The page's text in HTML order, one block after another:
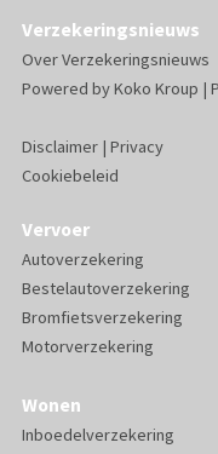
Verzekeringsnieuws
Over Verzekeringsnieuws
Powered byKoko Kroup |
Disclaimer| Privacy
Cookiebeleid
Vervoer
Autoverzekering
Bestelautoverzekering
Bromfietsverzekering
Motorverzekering
Wonen
Inboedelverzekering